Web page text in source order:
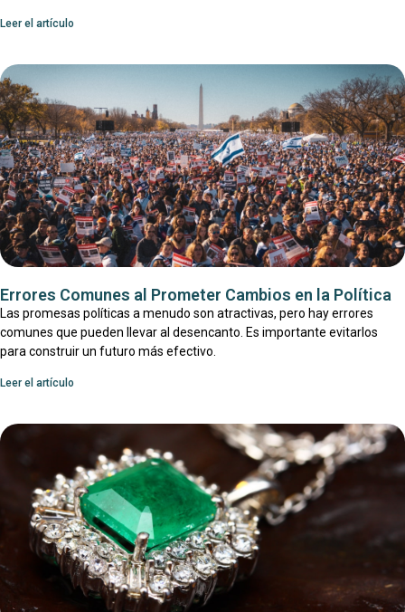
Leer el artículo
Errores Comunes al Prometer Cambios en la Política
Las promesas políticas a menudo son atractivas, pero hay errores
comunes que pueden llevar al desencanto. Es importante evitarlos
para construir un futuro más efectivo.
Leer el artículo